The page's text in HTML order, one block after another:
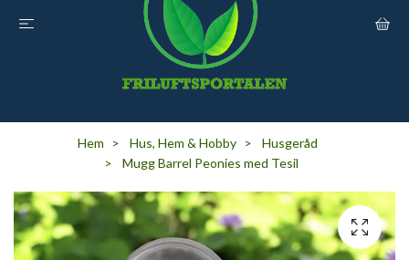
Hem Hus, Hem & Hobby
Husgeråd
Mugg Barrel Peonies med Tesil